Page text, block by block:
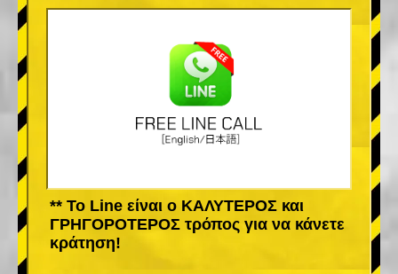
** Το Line είναι ο ΚΑΛΥΤΕΡΟΣ και
ΓΡΗΓΟΡΟΤΕΡΟΣ τρόπος για να κάνετε
κράτηση!